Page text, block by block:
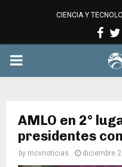
CIENCIA Y
PRIMARY
AMLO en 2°
presidentes
by mcvnoticias diciembre